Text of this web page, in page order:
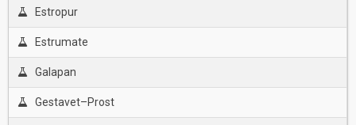
Estropur
Estrumate
Galapan
Gestavet–Prost